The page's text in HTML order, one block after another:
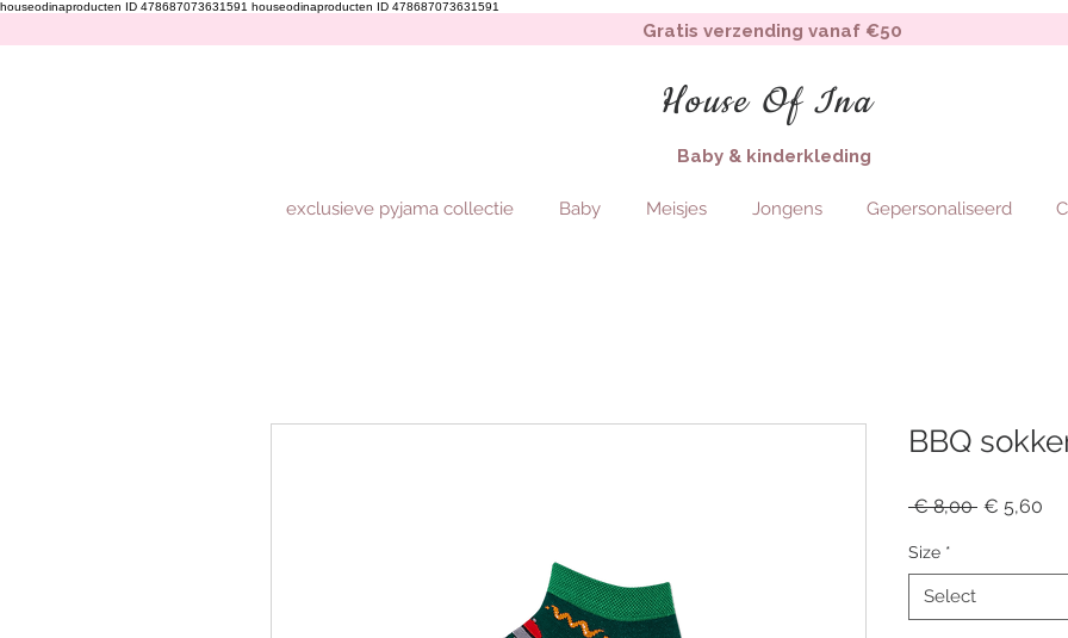
houseodinaproducten ID 478687073631591 houseodinaproducten ID 478687073631591
Gratis verzending vanaf €50
House Of Ina
Baby & kinderkleding
exclusieve pyjama collectie Baby Meisjes Jongens Gepersonaliseerd
BBQ
€ 8,00 Regular
€ 5,60
Size *
Select